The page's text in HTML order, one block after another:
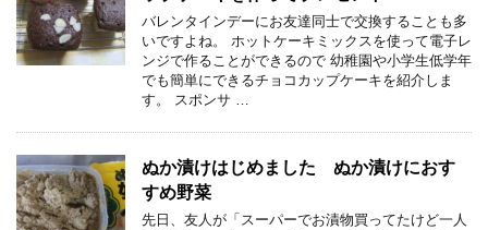
バレンタインデーにお友達同士で交換することも多
いですよね。 ホットケーキミックスを使って電子レ
ンジで作ることができるので 幼稚園や小学生低学年
でも簡単にできるチョコカップケーキを紹介しま
す。 スポンサ …
ぬか漬けはじめました ぬか漬けにおす
すめ野菜
先日、友人が「スーパーでお漬物買ってたけど一人